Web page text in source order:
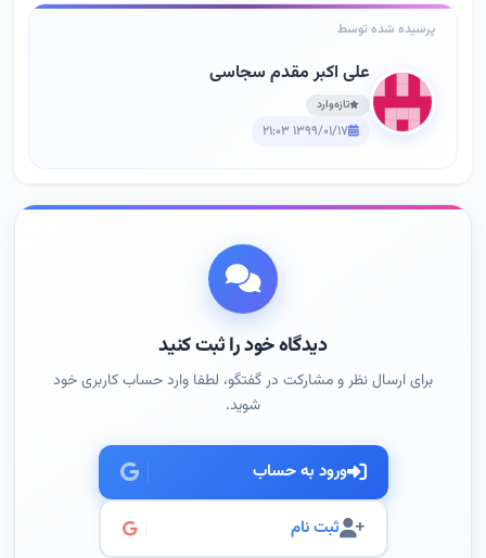
پرسیده شده توسط
علی اکبر مقدم سجاسی
تازه‌وارد
۱۳۹۹/۰۱/۱۷ ۲۱:۰۳
دیدگاه خود را ثبت کنید
برای ارسال نظر و مشارکت در گفتگو، لطفا وارد حساب کاربری خود
شوید.
ورود به حساب
ثبت نام